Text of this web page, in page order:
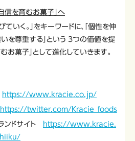
信を育むお菓子」へ
いく。」をキーワードに、「個性を伸
いを尊重する」という 3つの価値を提
お菓子」として進化していきます。
https://www.kracie.co.jp/
https://twitter.com/Kracie_foods
ンドサイト
https://www.kracie.